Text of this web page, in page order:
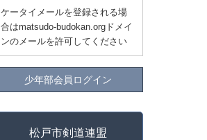
ケータイメールを登録される場
合はmatsudo-budokan.orgドメイ
ンのメールを許可してください
少年部会員ログイン
松戸市剣道連盟